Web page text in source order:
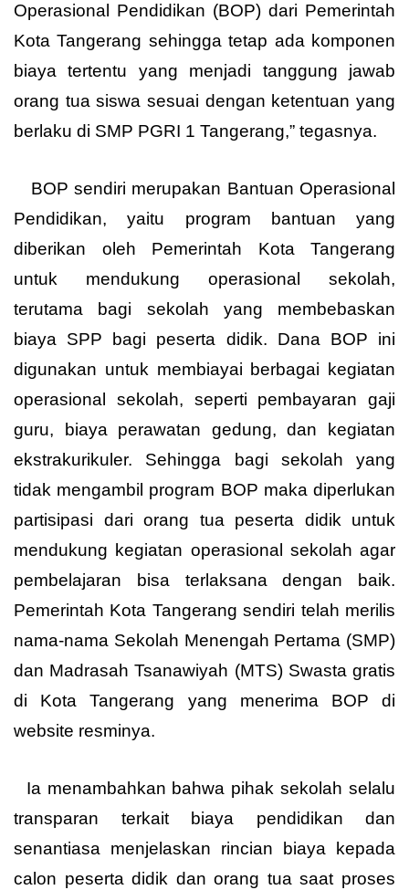
Operasional Pendidikan (BOP) dari Pemerintah
Kota Tangerang sehingga tetap ada komponen
biaya tertentu yang menjadi tanggung jawab
orang tua siswa sesuai dengan ketentuan yang
berlaku di SMP PGRI 1 Tangerang,” tegasnya.
BOP sendiri merupakan Bantuan Operasional
Pendidikan, yaitu program bantuan yang
diberikan oleh Pemerintah Kota Tangerang
untuk mendukung operasional sekolah,
terutama bagi sekolah yang membebaskan
biaya SPP bagi peserta didik. Dana BOP ini
digunakan untuk membiayai berbagai kegiatan
operasional sekolah, seperti pembayaran gaji
guru, biaya perawatan gedung, dan kegiatan
ekstrakurikuler. Sehingga bagi sekolah yang
tidak mengambil program BOP maka diperlukan
partisipasi dari orang tua peserta didik untuk
mendukung kegiatan operasional sekolah agar
pembelajaran bisa terlaksana dengan baik.
Pemerintah Kota Tangerang sendiri telah merilis
nama-nama Sekolah Menengah Pertama (SMP)
dan Madrasah Tsanawiyah (MTS) Swasta gratis
di Kota Tangerang yang menerima BOP di
website resminya.
Ia menambahkan bahwa pihak sekolah selalu
transparan terkait biaya pendidikan dan
senantiasa menjelaskan rincian biaya kepada
calon peserta didik dan orang tua saat proses